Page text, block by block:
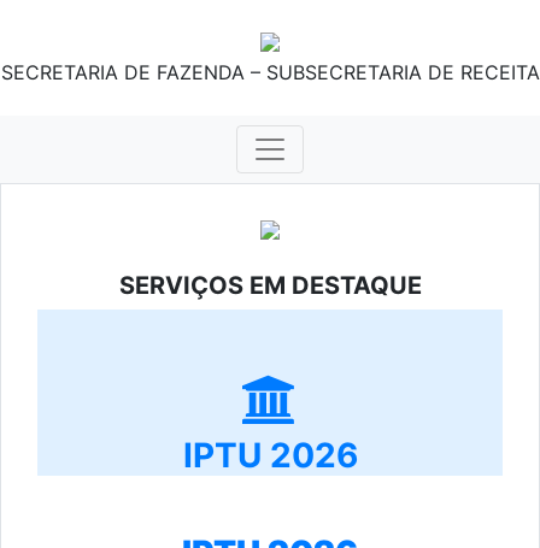
SECRETARIA DE FAZENDA – SUBSECRETARIA DE RECEITA
SERVIÇOS EM DESTAQUE
IPTU 2026